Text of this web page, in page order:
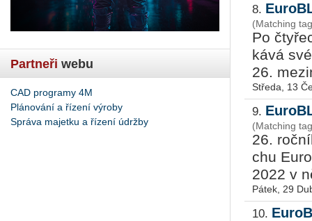
Partneři webu
CAD programy 4M
Plánování a řízení výroby
Správa majetku a řízení údržby
8.
(Matching
Po
ká­vá
26.
Středa, 13
9.
(Matching
26.
chu
2022 v
Pátek, 29
10.